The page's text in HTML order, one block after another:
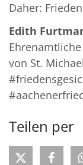
Daher:
Edith
von St.
Teilen per